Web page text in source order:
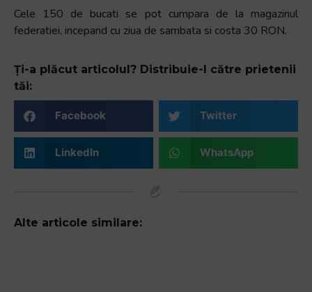
reader
you
navigate
and
interact
with
content.
Cele 150 de bucati se pot cumpara de la magazinul
federatiei, incepand cu ziua de sambata si costa 30 RON.
Ți-a plăcut articolul? Distribuie-l către prietenii
tăi:
Facebook Twitter
LinkedIn WhatsApp
Alte articole similare: